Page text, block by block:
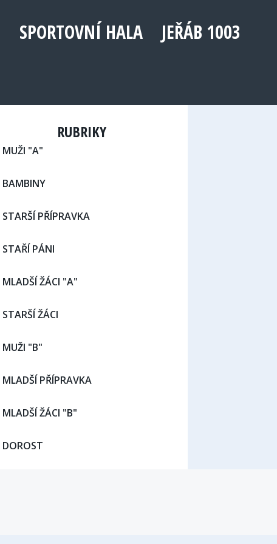
SPORTOVNÍ HALA JEŘÁB 1003
RUBRIKY
MUŽI "A"
BAMBINY
STARŠÍ PŘÍPRAVKA
STAŘÍ PÁNI
MLADŠÍ ŽÁCI "A"
STARŠÍ ŽÁCI
MUŽI "B"
MLADŠÍ PŘÍPRAVKA
MLADŠÍ ŽÁCI "B"
DOROST